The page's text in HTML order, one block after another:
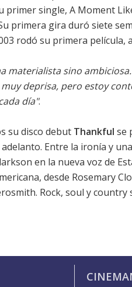
primer single, A Moment
primera gira duró siete
rodó su primera película,
materialista sino
muy deprisa, pero estoy
día".
su disco debut Thankful se
Entre la ironía y
en la nueva voz de
desde Rosemary
Rock, soul y country